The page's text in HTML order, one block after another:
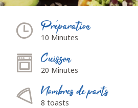
Préparation
10 Minutes
Cuisson
20 Minutes
Nombres de parts
8 toasts